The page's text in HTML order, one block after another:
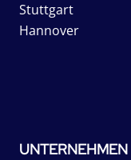
Stuttgart
Hannover
UNTERNEHMEN